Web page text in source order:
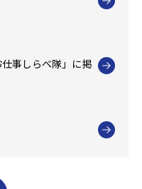
仕事しらべ隊」に掲